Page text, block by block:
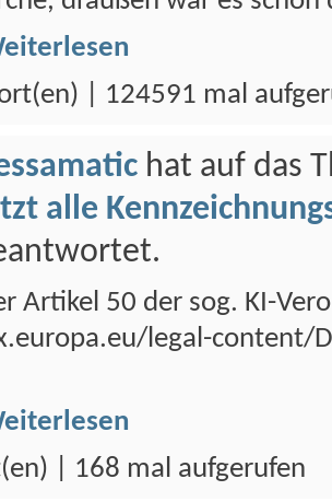
| 124591 mal
hat auf das
alle
Artikel 50 der sog. KI-
legal-content/
| 168 mal aufgerufen